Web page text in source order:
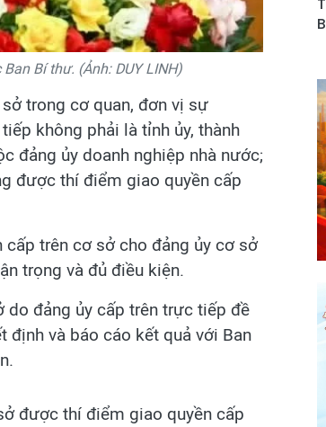
Bí thư. (Ảnh: DUY LINH)
trong cơ quan, đơn vị sự
không phải là tỉnh ủy, thành
đảng ủy doanh nghiệp nhà nước;
được thí điểm giao quyền cấp
cấp trên cơ sở cho đảng ủy cơ sở
trọng và đủ điều kiện.
đảng ủy cấp trên trực tiếp đề
định và báo cáo kết quả với Ban
được thí điểm giao quyền cấp